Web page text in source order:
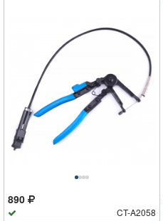
890
CT-A2058